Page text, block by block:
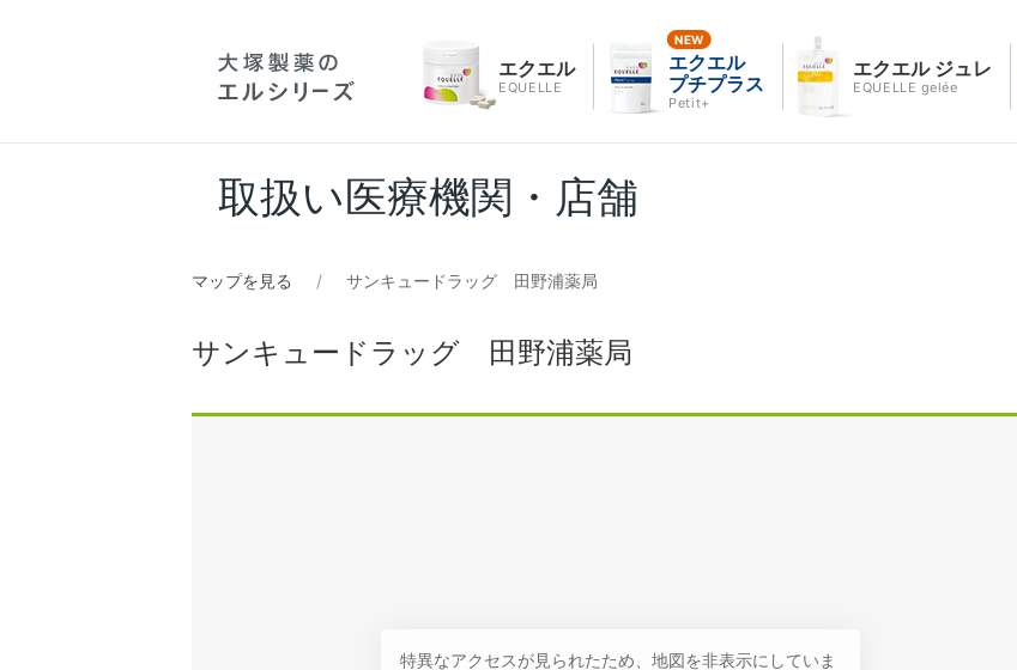
エクエル
EQUELLE
エクエル
プチプラス
Petit+
エクエル ジュレ
EQUELLE gelée
取扱い医療機関・店舗
マップを見る サンキュードラッグ 田野浦薬局
サンキュードラッグ 田野浦薬局
特異なアクセスが見られたため、地図を非表示にしていま